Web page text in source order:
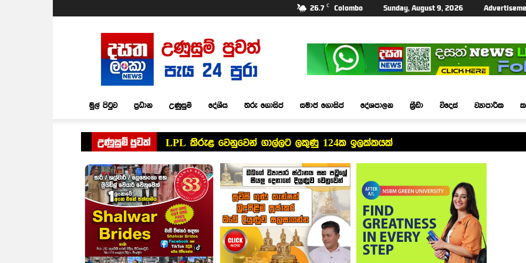
26.7 C Colombo Sunday, August 9, 2026
Dasatha
Lanka
News
මුල් පිටුව ප්‍රධාන උණුසුම් දේශීය තරු ගොසිප් සමාජ ගොසිප් දේශපාලන ක්‍රීඩා විදෙස් ව්‍යාපාරික
උණුසුම් පුවත් LPL කිරුළ වෙනුවෙන් ගාල්ලට ලකුණු 124ක ඉලක්කයක්